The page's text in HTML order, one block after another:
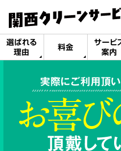
選ばれる
理由
料金
サービ
案内
実際にご利用頂